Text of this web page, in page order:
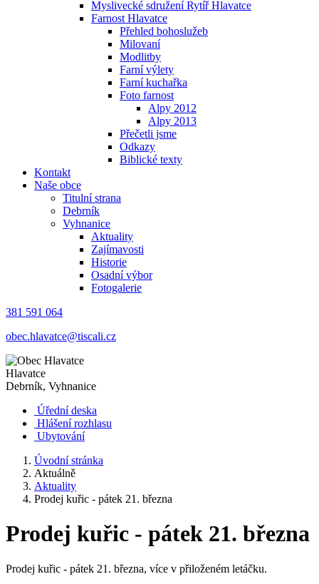
Myslivecké sdružení Rytíř Hlavatce
Farnost Hlavatce
Přehled bohoslužeb
Milovaní
Modlitby
Farní výlety
Farní kuchařka
Foto farnost
Alpy 2012
Alpy 2013
Přečetli jsme
Odkazy
Biblické texty
Kontakt
Naše obce
Titulní strana
Debrník
Vyhnanice
Aktuality
Zajímavosti
Historie
Osadní výbor
Fotogalerie
381 591 064
obec.hlavatce@tiscali.cz
Hlavatce
Debrník, Vyhnanice
Úřední deska
Hlášení rozhlasu
Ubytování
Úvodní stránka
Aktuálně
Aktuality
Prodej kuřic - pátek 21. března
Prodej kuřic - pátek 21. března
Prodej kuřic - pátek 21. března, více v přiloženém letáčku.